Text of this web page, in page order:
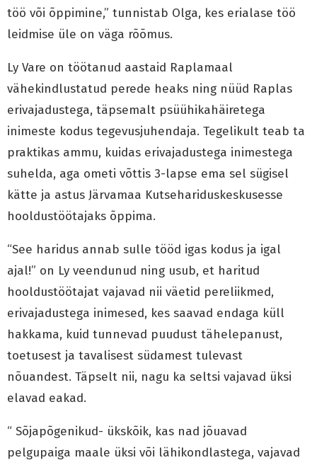
töö või õppimine,” tunnistab Olga, kes erialase töö
leidmise üle on väga rõõmus.
Ly Vare on töötanud aastaid Raplamaal
vähekindlustatud perede heaks ning nüüd Raplas
erivajadustega, täpsemalt psüühikahäiretega
inimeste kodus tegevusjuhendaja. Tegelikult teab ta
praktikas ammu, kuidas erivajadustega inimestega
suhelda, aga ometi võttis 3-lapse ema sel sügisel
kätte ja astus Järvamaa Kutsehariduskeskusesse
hooldustöötajaks õppima.
“See haridus annab sulle tööd igas kodus ja igal
ajal!” on Ly veendunud ning usub, et haritud
hooldustöötajat vajavad nii väetid pereliikmed,
erivajadustega inimesed, kes saavad endaga küll
hakkama, kuid tunnevad puudust tähelepanust,
toetusest ja tavalisest südamest tulevast
nõuandest. Täpselt nii, nagu ka seltsi vajavad üksi
elavad eakad.
“ Sõjapõgenikud- ükskõik, kas nad jõuavad
pelgupaiga maale üksi või lähikondlastega, vajavad